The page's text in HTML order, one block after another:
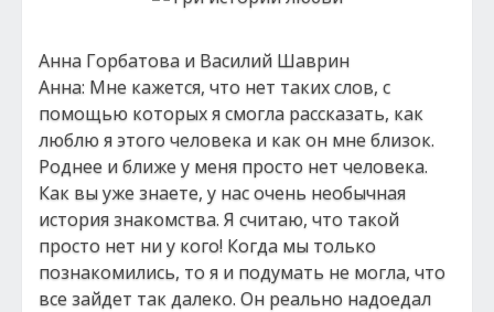
Анна Горбатова и Василий Шаврин
Анна: Мне кажется, что нет таких слов, с
помощью которых я смогла рассказать, как
люблю я этого человека и как он мне близок.
Роднее и ближе у меня просто нет человека.
Как вы уже знаете, у нас очень необычная
история знакомства. Я считаю, что такой
просто нет ни у кого! Когда мы только
познакомились, то я и подумать не могла, что
все зайдет так далеко. Он реально надоедал